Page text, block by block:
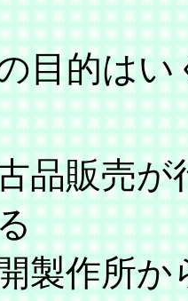
的はい
品販売が
製作所か